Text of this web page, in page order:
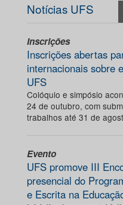
Notícias UFS
Inscrições
Inscrições abertas
internacionais sobre
UFS
Colóquio e simpósio
24 de outubro, com
trabalhos até 31 de
Evento
UFS promove III
presencial do
e Escrita na